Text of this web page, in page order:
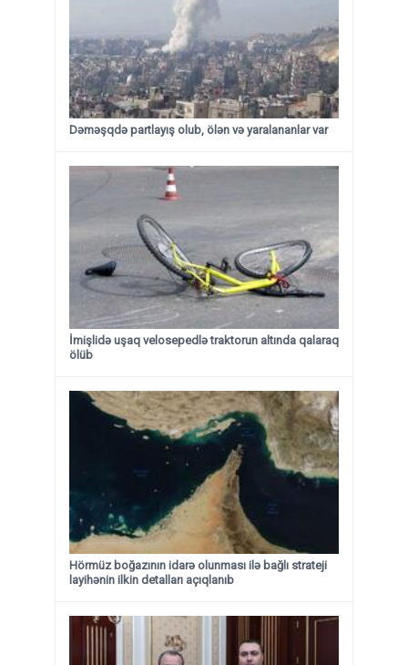
Dəməşqdə partlayış olub, ölən və yaralananlar var
İmişlidə uşaq velosepedlə traktorun altında qalaraq
ölüb
Hörmüz boğazının idarə olunması ilə bağlı strateji
layihənin ilkin detalları açıqlanıb